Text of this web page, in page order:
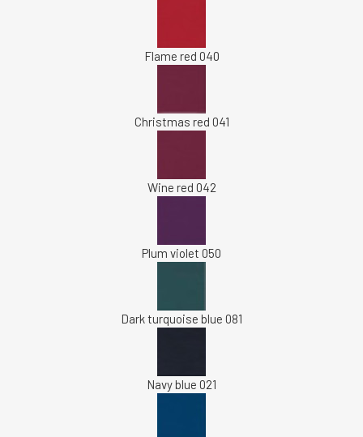
Flame red 040
Christmas red 041
Wine red 042
Plum violet 050
Dark turquoise blue 081
Navy blue 021